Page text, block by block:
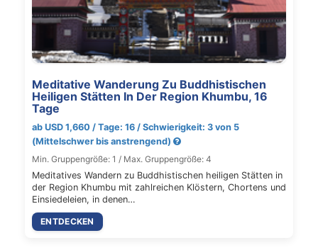
Meditative Wanderung Zu Buddhistischen
Heiligen Stätten In Der Region Khumbu, 16
Tage
ab USD 1,660 / Tage: 16 / Schwierigkeit: 3 von 5
(Mittelschwer bis anstrengend)
Min. Gruppengröße: 1 / Max. Gruppengröße: 4
Meditatives Wandern zu Buddhistischen heiligen Stätten in
der Region Khumbu mit zahlreichen Klöstern, Chortens und
Einsiedeleien, in denen…
ENTDECKEN